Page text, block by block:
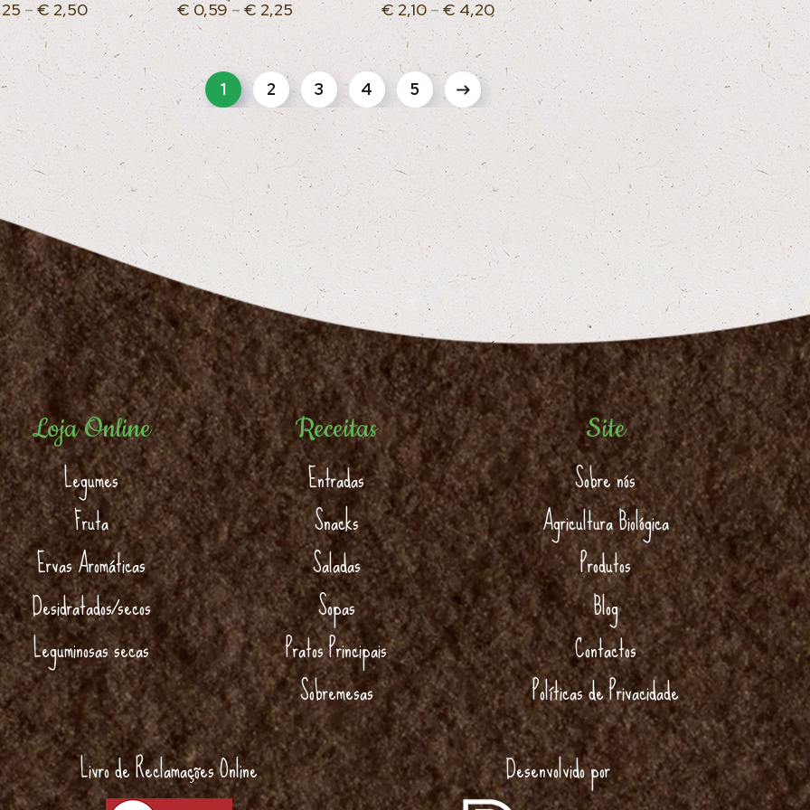
–€2,50 €0,59 –€ 2,25 €2,10–€4,20
1 2 3 4 5
Loja Online
Legumes
Fruta
Ervas Aromáticas
Desidratados/secos
Leguminosas secas
Receitas
Entradas
Snacks
Saladas
Sopas
Pratos Principais
Sobremesas
Site
Sobre nós
Agricultura Biológica
Produtos
Blog
Contactos
Políticas de Privacidade
Livro de Reclamações Online
Desenvolvido por